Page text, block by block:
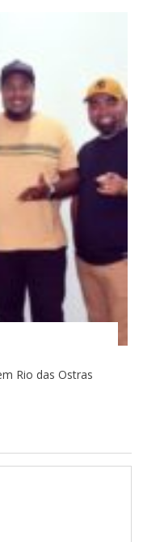
Rio das Ostras